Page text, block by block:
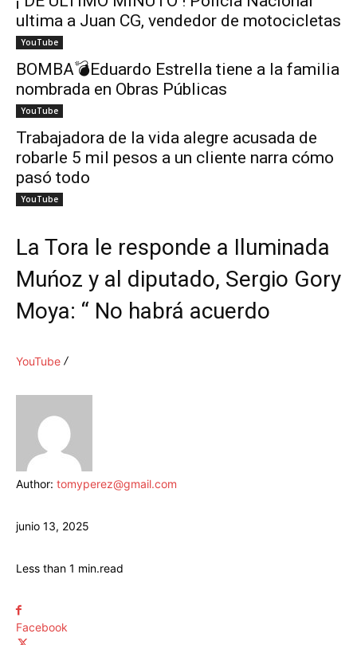
ultima a Juan CG, vendedor de motocicletas
YouTube
BOMBA💣Eduardo Estrella tiene a la familia
nombrada en Obras Públicas
YouTube
Trabajadora de la vida alegre acusada de
robarle 5 mil pesos a un cliente narra cómo
pasó todo
YouTube
La Tora le responde a Iluminada
Muńoz y al diputado, Sergio Gory
Moya: “ No habrá acuerdo
YouTube
Author: tomyperez@gmail.com
junio 13, 2025
Less than 1 min.read
Facebook